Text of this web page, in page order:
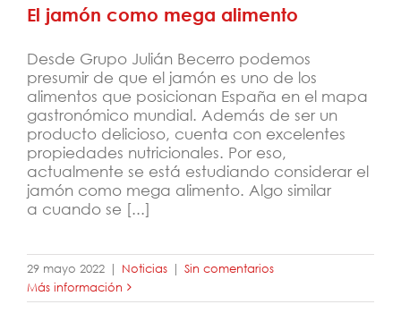
El jamón como mega alimento
Desde Grupo Julián Becerro podemos
presumir de que el jamón es uno de los
alimentos que posicionan España en el mapa
gastronómico mundial. Además de ser un
producto delicioso, cuenta con excelentes
propiedades nutricionales. Por eso,
actualmente se está estudiando considerar el
jamón como mega alimento. Algo similar
a cuando se [...]
29 mayo 2022 | Noticias | Sin comentarios
Más información